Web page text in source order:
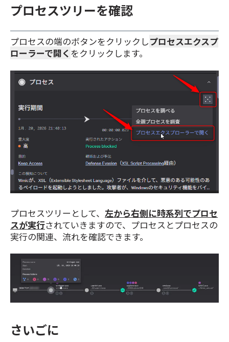
プロセスツリーを確認
プロセスの端のボタンをクリックしプロセスエクスプ
ローラーで開く をクリックします。
プロセスツリーとして、 左から右側に時系列でプロセ
スが実行されていきますので、プロセスとプロセスの
実行の関連、流れを確認できます。
さいごに